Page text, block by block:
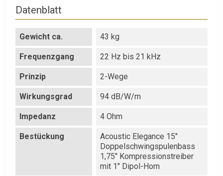
Datenblatt
Gewicht ca. 43 kg
Frequenzgang 22 Hz bis 21 kHz
Prinzip 2-Wege
Wirkungsgrad 94 dB/W/m
Impedanz 4 Ohm
Bestückung
Acoustic Elegance 15"
Doppelschwingspulenbass
1,75" Kompressionstreiber
mit 1" Dipol-Horn